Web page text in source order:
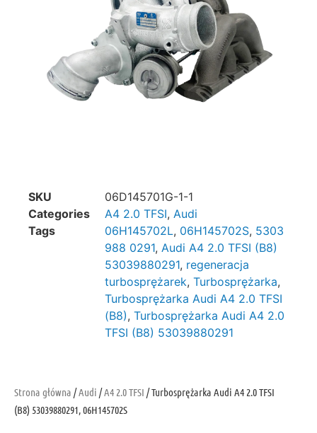
Strona główna /Audi /A4 2.0 TFSI / Turbosprężarka Audi A4 2.0 TFSI
(B8) 53039880291, 06H145702S
SKU
06D145701G-1-1
Categories
A4 2.0 TFSI, Audi
Tags
06H145702L, 06H145702S, 5303
988 0291, Audi A4 2.0 TFSI (B8)
53039880291, regeneracja
turbosprężarek, Turbosprężarka,
Turbosprężarka Audi A4 2.0 TFSI
(B8), Turbosprężarka Audi A4 2.0
TFSI (B8) 53039880291